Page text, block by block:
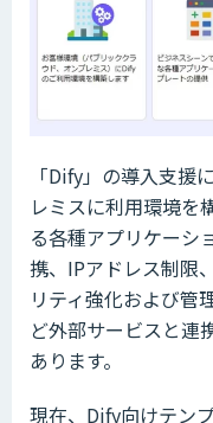
「Dify」の導入支援
レミスに利用環境を
る各種アプリケーシ
携、IPアドレス制限
リティ強化および管
ど外部サービスと連
あります。
現在、Dify向けテン